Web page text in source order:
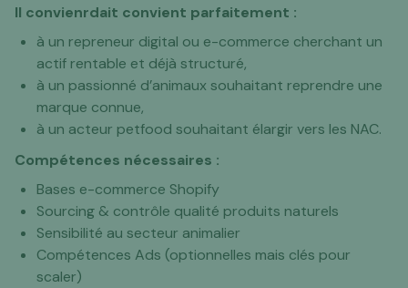
Il convienrdait convient parfaitement :
à un repreneur digital ou e-commerce cherchant un
actif rentable et déjà structuré,
à un passionné d’animaux souhaitant reprendre une
marque connue,
à un acteur petfood souhaitant élargir vers les NAC.
Compétences nécessaires :
Bases e-commerce Shopify
Sourcing & contrôle qualité produits naturels
Sensibilité au secteur animalier
Compétences Ads (optionnelles mais clés pour
scaler)